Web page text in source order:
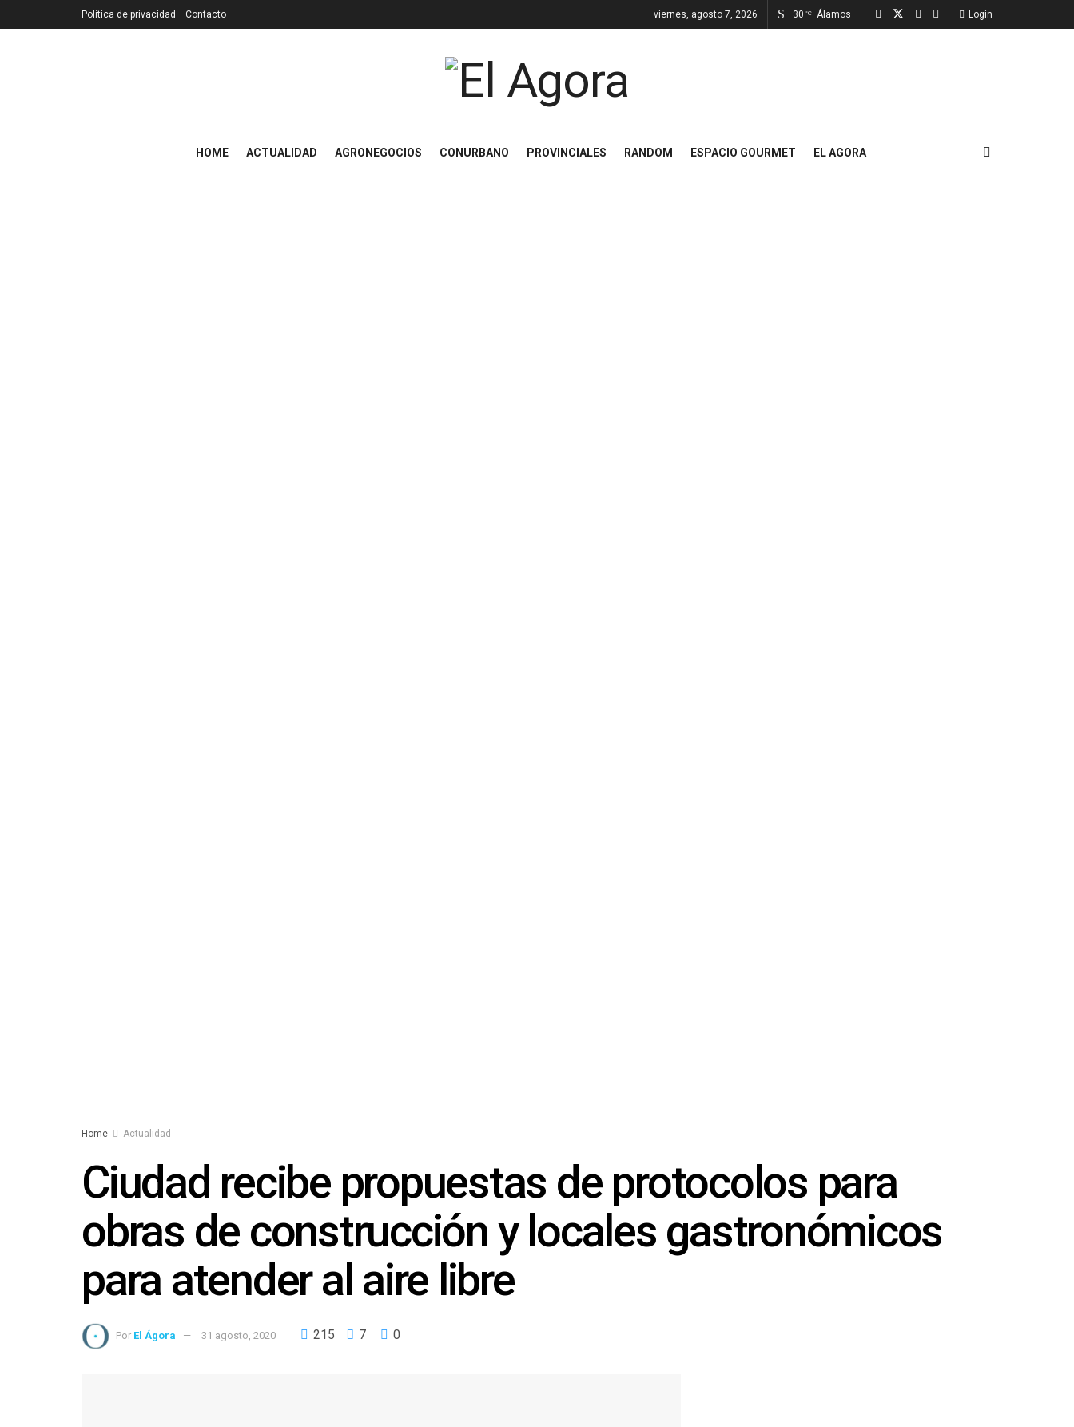
Política de privacidad Contacto viernes, agosto 7, 2026 30 °C Álamos Login
HOME ACTUALIDAD AGRONEGOCIOS CONURBANO PROVINCIALES RANDOM ESPACIO GOURMET EL AGORA
Home Actualidad
Ciudad recibe propuestas de protocolos para
obras de construcción y locales gastronómicos
para atender al aire libre
Por El Ágora 31 agosto, 2020 215 7 0